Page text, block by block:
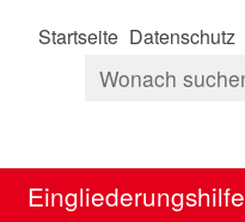
Startseite Datenschutz
Eingliederungshilfe